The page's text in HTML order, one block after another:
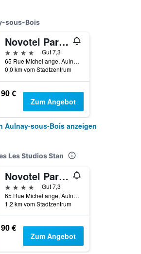
sous-Bois
Novotel Paris Nord Expo Aulnay
4 Sterne
Gut 7,3
65 Rue Michel ange, Aulnay-sous-Bois, Seine-Saint-Denis, Frankreich
0,0 km vom Stadtzentrum
90 €
Zum Angebot
Aulnay-sous-Bois anzeigen
Les Studios Stan
Novotel Paris Nord Expo Aulnay
4 Sterne
Gut 7,3
65 Rue Michel ange, Aulnay-sous-Bois, Seine-Saint-Denis, Frankreich
1,2 km vom Stadtzentrum
90 €
Zum Angebot